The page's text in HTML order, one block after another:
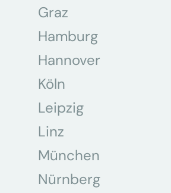
Graz
Hamburg
Hannover
Köln
Leipzig
Linz
München
Nürnberg